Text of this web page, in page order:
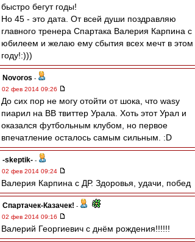
быстро бегут годы!
Но 45 - это дата. От всей души поздравляю
главного тренера Спартака Валерия Карпина с
юбилеем и желаю ему сбытия всех мечт в этом
году!:)))
Novoros -
02 фев 2014 09:26
До сих пор не могу отойти от шока, что wasy
пиарил на ВВ твиттер Урала. Хоть этот Урал и
оказался футбольным клубом, но первое
впечатление осталось самым сильным. :D
-skeptik- -
02 фев 2014 09:24
Валерия Карпина с ДР. Здоровья, удачи, побед
Спартачек-Казачек! -
02 фев 2014 09:16
Валерий Георгиевич с днём рождения!!!!!!